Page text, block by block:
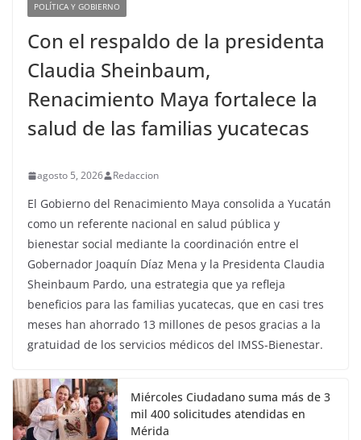
POLÍTICA Y GOBIERNO
Con el respaldo de la presidenta
Claudia Sheinbaum,
Renacimiento Maya fortalece la
salud de las familias yucatecas
agosto 5, 2026 Redaccion
El Gobierno del Renacimiento Maya consolida a Yucatán
como un referente nacional en salud pública y
bienestar social mediante la coordinación entre el
Gobernador Joaquín Díaz Mena y la Presidenta Claudia
Sheinbaum Pardo, una estrategia que ya refleja
beneficios para las familias yucatecas, que en casi tres
meses han ahorrado 13 millones de pesos gracias a la
gratuidad de los servicios médicos del IMSS-Bienestar.
Miércoles Ciudadano suma más de 3
mil 400 solicitudes atendidas en
Mérida